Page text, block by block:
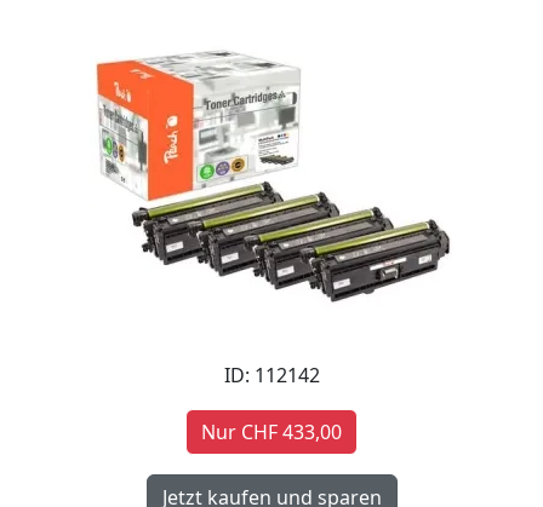
ID: 112142
Nur CHF 433,00